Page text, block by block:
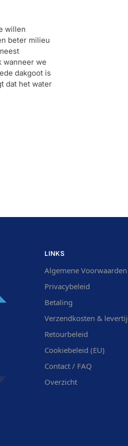
willen
beter milieu
wanneer we
dakgoot is
dat het water
LINKS
Algemene Voorwaarden
Privacybeleid
Betaling
Verzendkosten &
Retourbeleid
Cookiebeleid (EU)
Contact / FAQ
Overzicht